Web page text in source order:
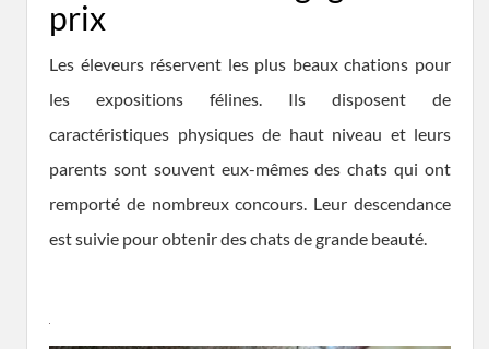
prix
Les éleveurs réservent les plus beaux chations pour
les expositions félines. Ils disposent de
caractéristiques physiques de haut niveau et leurs
parents sont souvent eux-mêmes des chats qui ont
remporté de nombreux concours. Leur descendance
est suivie pour obtenir des chats de grande beauté.